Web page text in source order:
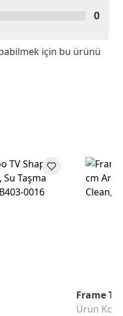
0
için bu ürünü
Frame
Ürün